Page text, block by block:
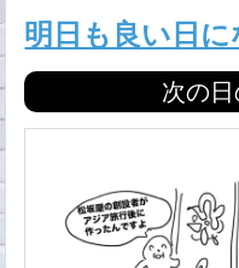
明日も良い日
次の